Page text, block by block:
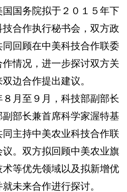
国务院拟于２０１５年下
合作执行秘书会，双方政
回顾在中美科技合作联委
情况，进一步探讨双方关
边合作提出建议。
月至９月，科技部副部长
部长兼首席科学家渥特基
主持中美农业科技合作联
。双方拟回顾中美农业旗
等优先领域以及拟新增优
未来合作进行探讨。